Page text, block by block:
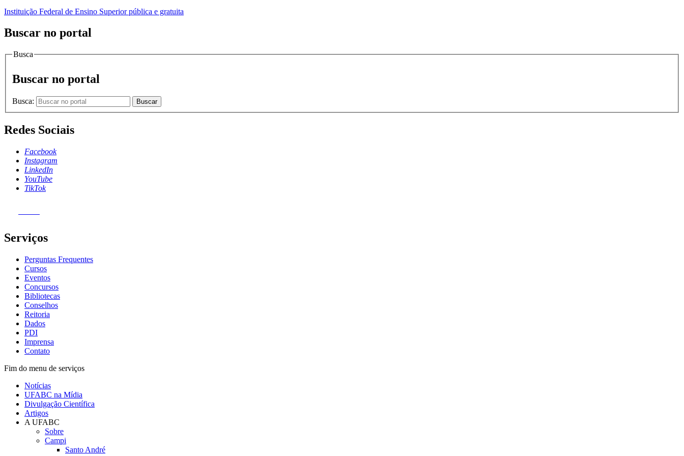
Instituição Federal de Ensino Superior pública e gratuita
Buscar no portal
Busca
Buscar no portal
Busca: Buscar
Redes Sociais
Facebook
Instagram
LinkedIn
YouTube
TikTok
Serviços
Perguntas Frequentes
Cursos
Eventos
Concursos
Bibliotecas
Conselhos
Reitoria
Dados
PDI
Imprensa
Contato
Fim do menu de serviços
Notícias
UFABC na Mídia
Divulgação Científica
Artigos
A UFABC
Sobre
Campi
Santo André